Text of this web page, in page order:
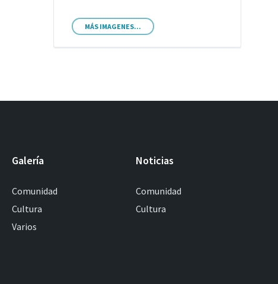
MÁS IMAGENES...
Galería
Comunidad
Cultura
Varios
Noticias
Comunidad
Cultura